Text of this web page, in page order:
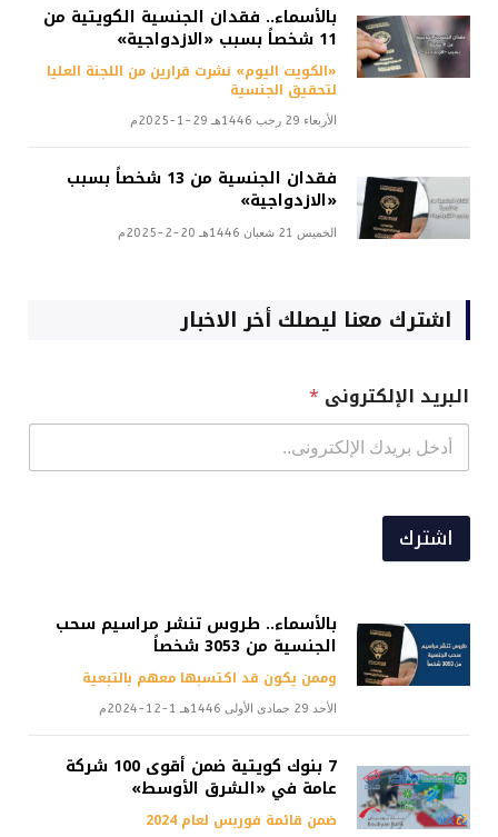
بالأسماء.. فقدان الجنسية الكويتية من
11 شخصاً بسبب «الازدواجية»
«الكويت اليوم» نشرت قرارين من اللجنة العليا
لتحقيق الجنسية
الأربعاء 29 رجب 1446هـ 29-1-2025م
فقدان الجنسية من 13 شخصاً بسبب
«الازدواجية»
الخميس 21 شعبان 1446هـ 20-2-2025م
اشترك معنا ليصلك أخر الاخبار
البريد الإلكترونى *
اشترك
بالأسماء.. طروس تنشر مراسيم سحب
الجنسية من 3053 شخصاً
وممن يكون قد اكتسبها معهم بالتبعية
الأحد 29 جمادى الأولى 1446هـ 1-12-2024م
7 بنوك كويتية ضمن أقوى 100 شركة
عامة في «الشرق الأوسط»
ضمن قائمة فوربس لعام 2024